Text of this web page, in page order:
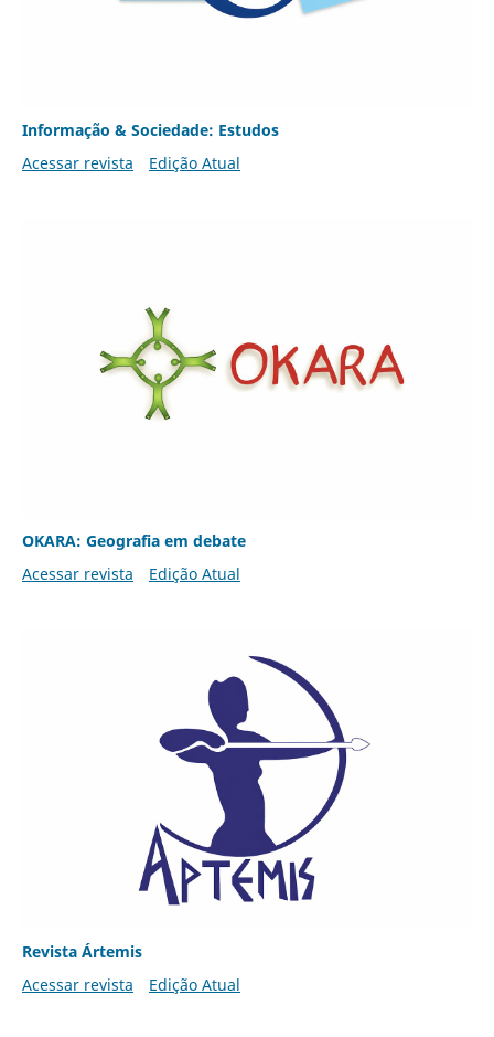
Informação & Sociedade: Estudos
Acessar revista
Edição Atual
OKARA: Geografia em debate
Acessar revista
Edição Atual
Revista Ártemis
Acessar revista
Edição Atual